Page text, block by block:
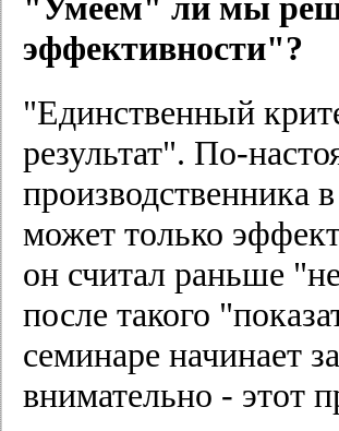
"Умеем" ли мы
эффективности"?
"Единственный
результат". По-
производственника
может только
он считал раньше
после такого
семинаре начинает
внимательно - этот